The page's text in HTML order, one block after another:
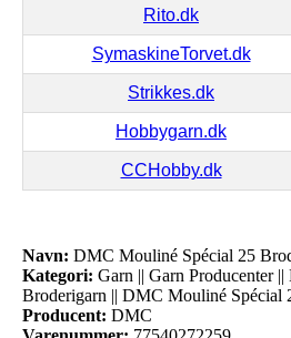
Rito.dk
SymaskineTorvet.dk
Strikkes.dk
Hobbygarn.dk
CCHobby.dk
Navn: DMC Mouliné Spécial 25
Kategori: Garn || Garn Producenter
Broderigarn || DMC Mouliné Spécial
Producent: DMC